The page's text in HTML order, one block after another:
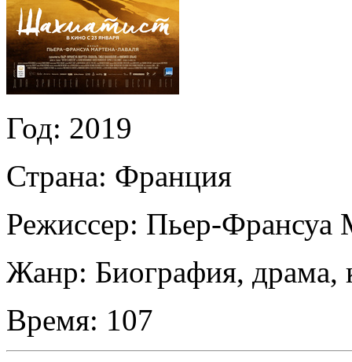
Год: 2019
Страна: Франция
Режиссер: Пьер-Франсуа
Жанр: Биография, драма,
Время: 107